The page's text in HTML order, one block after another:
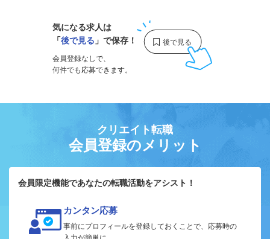
気になる求人は
「後で見る 」で保存！
会員登録なしで、
何件でも応募できます。
クリエイト転職
会員登録のメリット
会員限定機能であなたの転職活動をアシスト！
カンタン応募
事前にプロフィールを登録しておくことで、応募時の